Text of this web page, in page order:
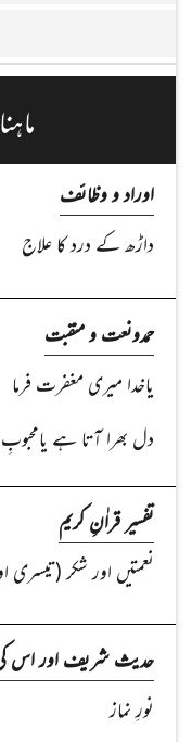
اوراد و وظائف
داڑھ کے درد کا علاج
حمدونعت و منقبت
یاخدا میری مغفرت فرما
دل بھرا آتا ہے
تفسیر قراٰنِ کریم
نعمتیں اور شکر (تیسری
حدیث شریف اور اس
نورِ نماز